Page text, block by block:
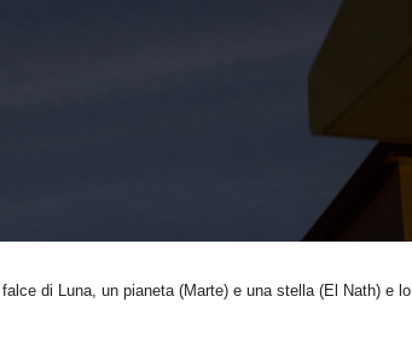
di Luna, un pianeta (Marte) e una stella (El Nath) e lo